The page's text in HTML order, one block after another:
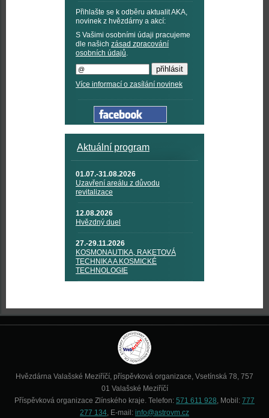
Přihlašte se k odběru aktualit AKA,
novinek z hvězdárny a akcí:
S Vašimi osobními údaji pracujeme
dle našich zásad zpracování
osobních údajů.
Více informací o zasílání novinek
Aktuální program
01.07.-31.08.2026
Uzavření areálu z důvodu
revitalizace
12.08.2026
Hvězdný duel
27.-29.11.2026
KOSMONAUTIKA, RAKETOVÁ
TECHNIKA A KOSMICKÉ
TECHNOLOGIE
Hvězdárna Valašské Meziříčí, příspěvková organizace, Vsetínská 78, 757
01 Valašské Meziříčí
Příspěvková organizace Zlínského kraje. Telefon: 571 611 928, Mobil: 777
277 134, E-mail: info@astrovm.cz